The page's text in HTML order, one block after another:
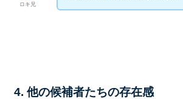
ロキ兄
4. 他の候補者たちの存在感